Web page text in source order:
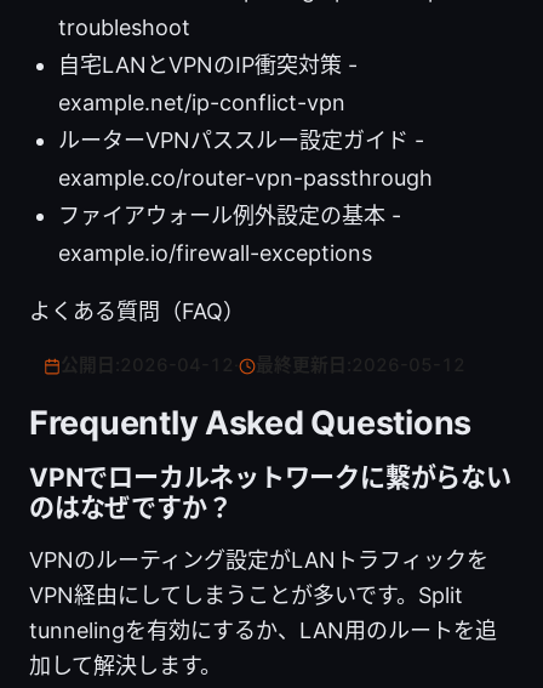
troubleshoot
自宅LANとVPNのIP衝突対策 -
example.net/ip-conflict-vpn
ルーターVPNパススルー設定ガイド -
example.co/router-vpn-passthrough
ファイアウォール例外設定の基本 -
example.io/firewall-exceptions
よくある質問（FAQ）
最終更新日:
Frequently Asked Questions
VPNでローカルネットワークに繋がらない
のはなぜですか？
VPNのルーティング設定がLANトラフィックを
VPN経由にしてしまうことが多いです。Split
tunnelingを有効にするか、LAN用のルートを追
加して解決します。